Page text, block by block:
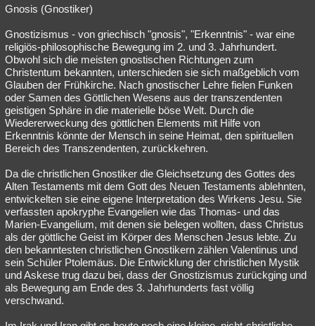
Gnosis (Gnostiker)
Gnostizismus - von griechisch "gnosis", "Erkenntnis" - war eine
religiös-philosophische Bewegung im 2. und 3. Jahrhundert.
Obwohl sich die meisten gnostischen Richtungen zum
Christentum bekannten, unterschieden sie sich maßgeblich vom
Glauben der Frühkirche. Nach gnostischer Lehre fielen Funken
oder Samen des Göttlichen Wesens aus der transzendenten
geistigen Sphäre in die materielle böse Welt. Durch die
Wiedererweckung des göttlichen Elements mit Hilfe von
Erkenntnis könnte der Mensch in seine Heimat, den spirituellen
Bereich des Transzendenten, zurückkehren.
Da die christlichen Gnostiker die Gleichsetzung des Gottes des
Alten Testaments mit dem Gott des Neuen Testaments ablehnten,
entwickelten sie eine eigene Interpretation des Wirkens Jesu. Sie
verfassten apokryphe Evangelien wie das Thomas- und das
Marien-Evangelium, mit denen sie belegen wollten, dass Christus
als der göttliche Geist im Körper des Menschen Jesus lebte. Zu
den bekanntesten christlichen Gnostikern zählen Valentinus und
sein Schüler Ptolemäus. Die Entwicklung der christlichen Mystik
und Askese trug dazu bei, dass der Gnostizismus zurückging und
als Bewegung am Ende des 3. Jahrhunderts fast völlig
verschwand.